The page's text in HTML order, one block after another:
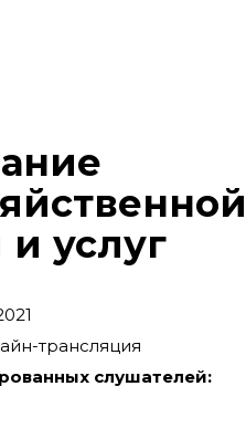
услуг
трансляция
слушателей: